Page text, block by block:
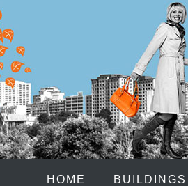
HOME BUILDINGS